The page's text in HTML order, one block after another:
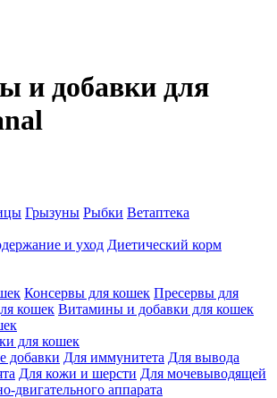
и добавки для
Грызуны Рыбки Ветаптека
и уход Диетический корм
Консервы для кошек Пресервы для
кошек Витамины и добавки для кошек
для кошек
добавки Для иммунитета Для вывода
Для кожи и шерсти Для мочевыводящей
двигательного аппарата